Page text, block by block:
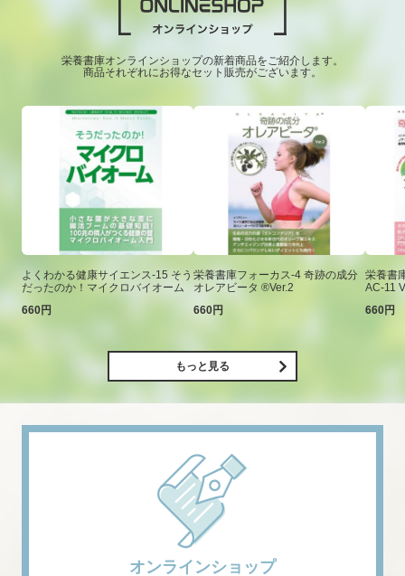
栄養書庫オンラインショップの新着商品をご紹介します。
商品それぞれにお得なセット販売がございます。
よくわかる健康サイエンス-15 そう
だったのか！マイクロバイオーム
660円
栄養書庫フォーカス-4 奇跡の成分
オレアビータ ®Ver.2
660円
栄養書
AC-11
660円
もっと見る
オンラインショップ